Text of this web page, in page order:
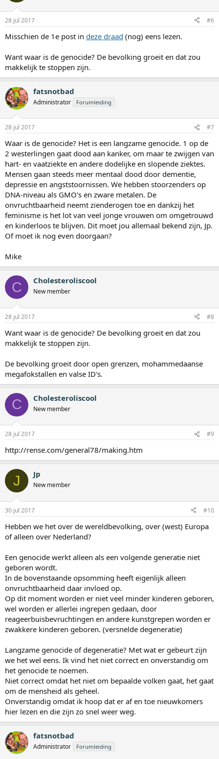
28 jul 2017 #6
Misschien de 1e post in deze draad (nog) eens lezen.
Want waar is de genocide? De bevolking groeit en dat zou
makkelijk te stoppen zijn.
fatsnotbad
Administrator Forumleiding
28 jul 2017 #7
Waar is de genocide? Het is een langzame genocide. 1 op de
2 westerlingen gaat dood aan kanker, om maar te zwijgen van
hart- en vaatziekte en andere dodelijke en slopende ziektes.
Mensen gaan steeds meer mentaal dood door dementie,
depressie en angststoornissen. We hebben stoorzenders op
DNA-niveau als GMO's en zware metalen. De
onvruchtbaarheid neemt zienderogen toe en dankzij het
feminisme is het lot van veel jonge vrouwen om omgetrouwd
en kinderloos te blijven. Dit moet jou allemaal bekend zijn, Jp.
Of moet ik nog even doorgaan?
Mike
C Cholesteroliscool
New member
28 jul 2017 #8
Want waar is de genocide? De bevolking groeit en dat zou
makkelijk te stoppen zijn.
De bevolking groeit door open grenzen, mohammedaanse
megafokstallen en valse ID's.
C Cholesteroliscool
New member
28 jul 2017 #9
http://rense.com/general78/making.htm
J Jp
New member
30 jul 2017 #10
Hebben we het over de wereldbevolking, over (west) Europa
of alleen over Nederland?
Een genocide werkt alleen als een volgende generatie niet
geboren wordt.
In de bovenstaande opsomming heeft eigenlijk alleen
onvruchtbaarheid daar invloed op.
Op dit moment worden er niet veel minder kinderen geboren,
wel worden er allerlei ingrepen gedaan, door
reageerbuisbevruchtingen en andere kunstgrepen worden er
zwakkere kinderen geboren. (versnelde degeneratie)
Langzame genocide of degeneratie? Met wat er gebeurt zijn
we het wel eens. Ik vind het niet correct en onverstandig om
het genocide te noemen.
Niet correct omdat het niet om bepaalde volken gaat, het gaat
om de mensheid als geheel.
Onverstandig omdat ik hoop dat er af en toe nieuwkomers
hier lezen en die zijn zo snel weer weg.
fatsnotbad
Administrator Forumleiding